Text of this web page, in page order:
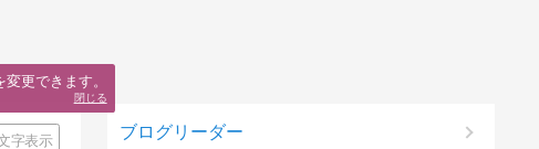
字表示 ブログリーダー
更できます。
閉じる